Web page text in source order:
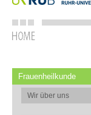
Frauenheilkunde
Wir über uns